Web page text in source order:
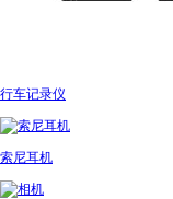
行车记录仪
索尼耳机